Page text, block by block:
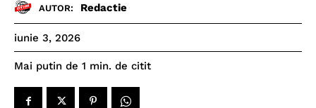
AUTOR: Redactie
iunie 3, 2026
Mai putin de 1 min. de citit